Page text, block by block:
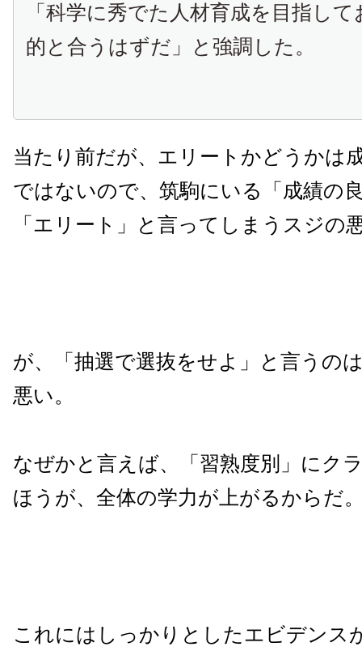
「科学に秀でた人材育成を目指し
的と合うはずだ」と強調した。
当たり前だが、エリートかどうかは
ではないので、筑駒にいる「成績の
「エリート」と言ってしまうスジの
が、「抽選で選抜をせよ」と言うの
悪い。
なぜかと言えば、「習熟度別」にク
ほうが、全体の学力が上がるからだ
これにはしっかりとしたエビデンス